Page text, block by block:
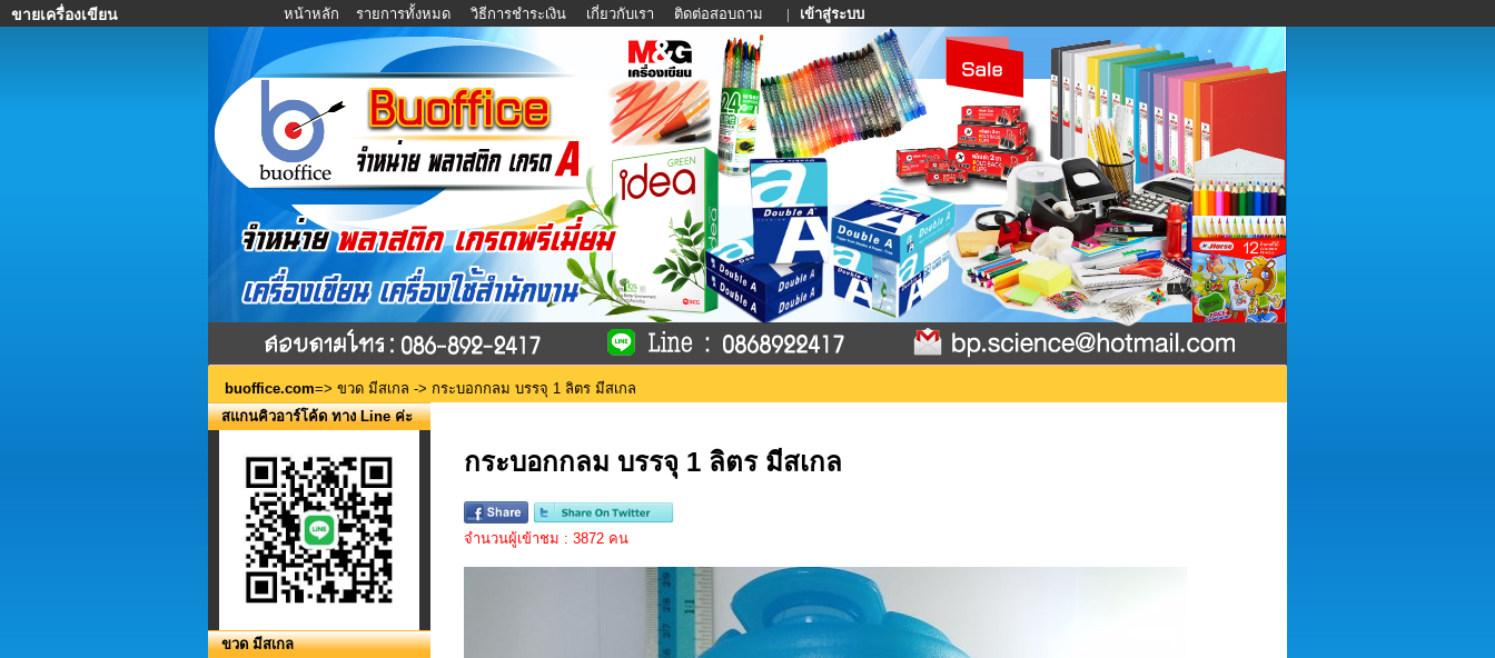
ขายเครื่องเขียน หน้าหลัก รายการทั้งหมด วิธีการชำระเงิน เกี่ยวกับเรา ติดต่อสอบถาม | เข้าสู่ระบบ
buoffice.com=> ขวด มีสเกล -> กระบอกกลม บรรจุ 1 ลิตร มีสเกล
สแกนคิวอาร์โค้ด ทาง Line ค่ะ
ขวด มีสเกล
กระบอกกลม บรรจุ 1 ลิตร มีสเกล
จำนวนผู้เข้าชม : 3872 คน